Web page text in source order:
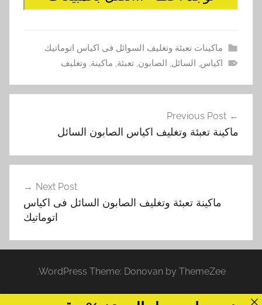
ماكينات تعبئة وتغليف السوائل فى اكياس اتوماتيك
اكياس, السائل, الصابون,تعبئة, ماكينة, وتغليف
المقالات
Previous Post
ماكينة تعبئة وتغليف اكياس الصابون السائل
Next Post
ماكينة تعبئة وتغليف الصابون السائل فى اكياس
اتوماتيك
WordPress Theme: Donovan by ThemeZee.